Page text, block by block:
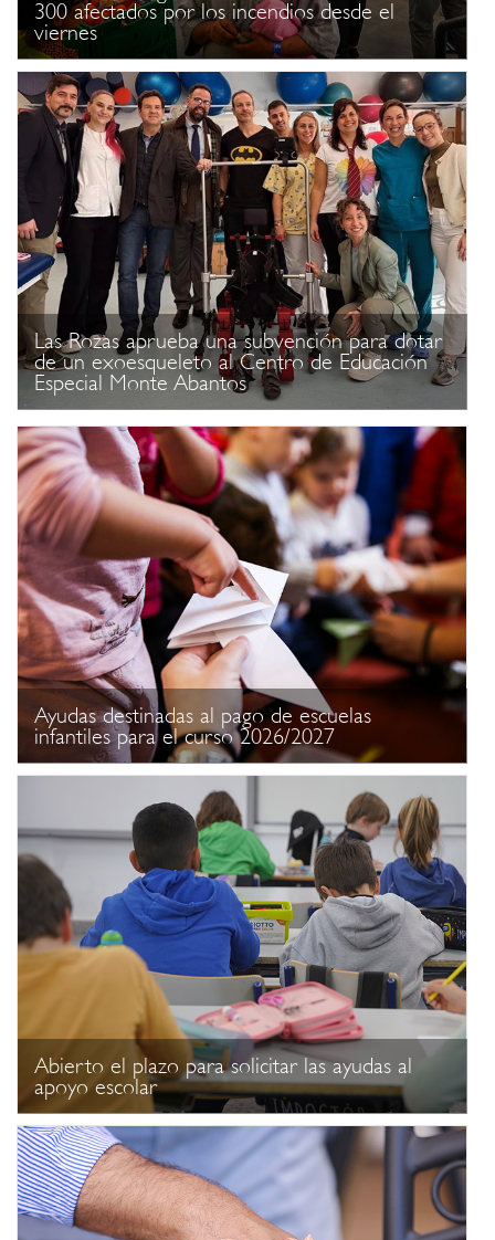
300 afectados por los incendios desde el
viernes
Las Rozas aprueba una subvención para dotar
de un exoesqueleto al Centro de Educación
Especial Monte Abantos
Ayudas destinadas al pago de escuelas
infantiles para el curso 2026/2027
Abierto el plazo para solicitar las ayudas al
apoyo escolar